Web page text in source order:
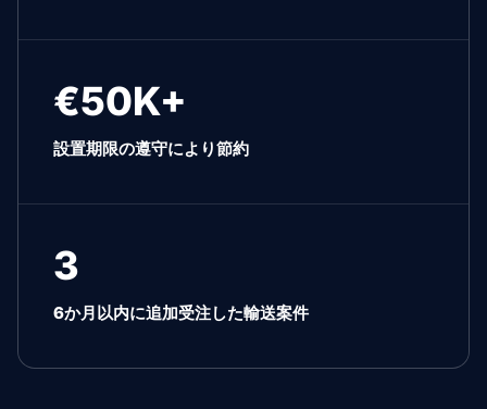
€50K+
設置期限の遵守により節約
3
6か月以内に追加受注した輸送案件